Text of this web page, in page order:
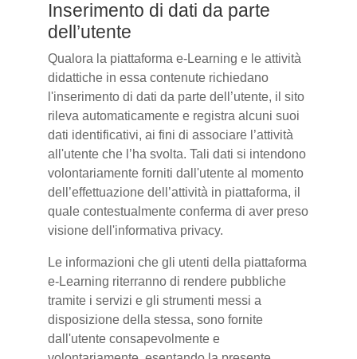
Inserimento di dati da parte
dell’utente
Qualora la piattaforma e-Learning e le attività
didattiche in essa contenute richiedano
l'inserimento di dati da parte dell’utente, il sito
rileva automaticamente e registra alcuni suoi
dati identificativi, ai fini di associare l’attività
all'utente che l’ha svolta. Tali dati si intendono
volontariamente forniti dall'utente al momento
dell’effettuazione dell’attività in piattaforma, il
quale contestualmente conferma di aver preso
visione dell'informativa privacy.
Le informazioni che gli utenti della piattaforma
e-Learning riterranno di rendere pubbliche
tramite i servizi e gli strumenti messi a
disposizione della stessa, sono fornite
dall'utente consapevolmente e